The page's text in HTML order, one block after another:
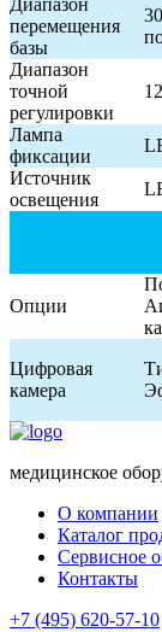
перемещения
базы
Диапазон
точной
регулировки
Лампа
фиксации
Источник
освещения
Опции
Цифровая
камера
медицинское
О компании
Каталог
Сервисное
Контакты
+7 (495) 620-57-10